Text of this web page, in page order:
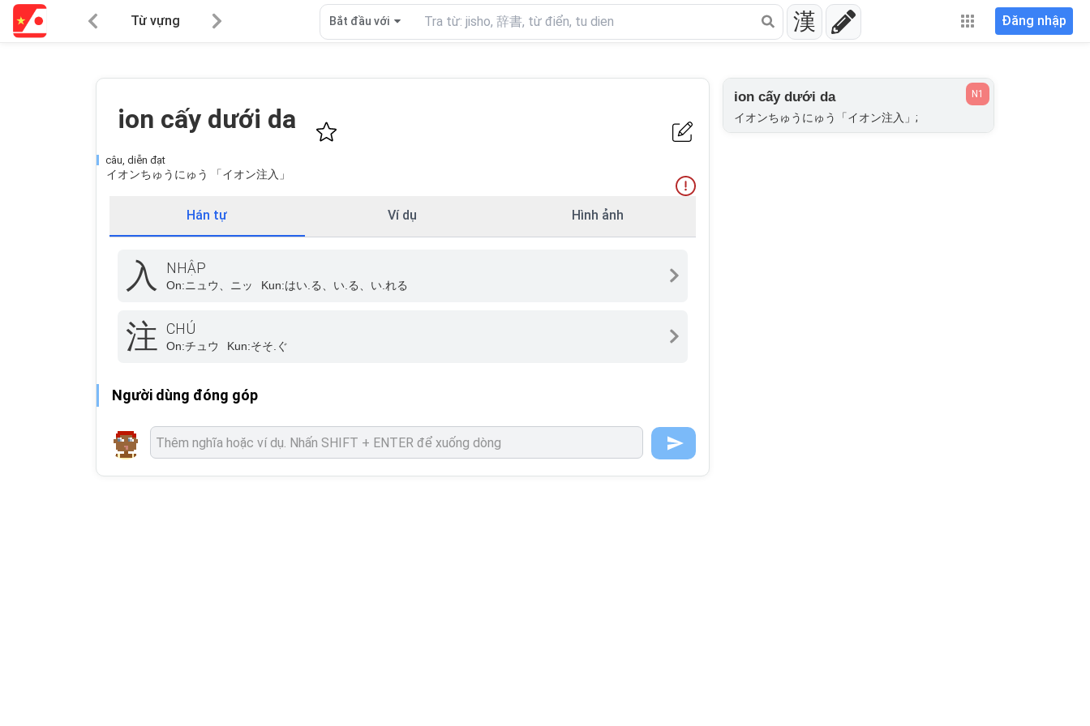
Từ vựng 漢
Bắt đầu với Đăng nhập
ion cấy dưới da
câu, diễn đạt
イオンちゅうにゅう 「イオン注入」
Hán tự Ví dụ Hình ảnh
入 NHẬP
On:ニュウ、ニッ Kun:はい.る、い.る、い.れる
注 CHÚ
On:チュウ Kun:そそ.ぐ
Người dùng đóng góp
ion cấy dưới da
イオンちゅうにゅう「イオン注入」;
N1